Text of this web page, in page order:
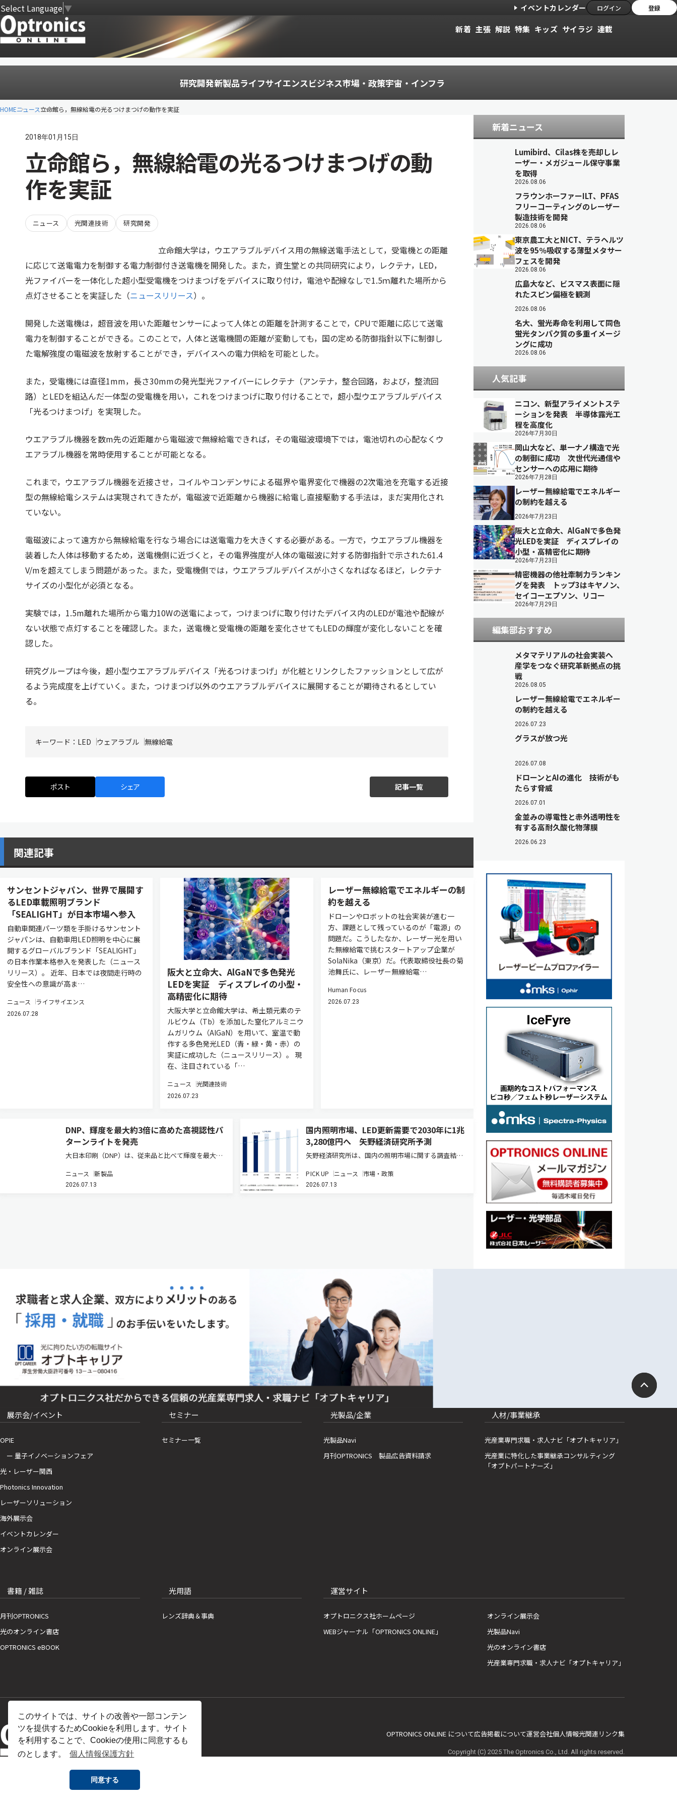
このサイトでは、サイトの改善や一部コンテン
ツを提供するためCookieを利用します。サイト
を利用することで、Cookieの使用に同意するも
のとします。
個人情報保護方針
同意する
Select Language▼ イベントカレンダー ログイン 登録
新着 主張 解説 特集 キッズ サイラジ 連載
研究開発新製品ライフサイエンスビジネス市場・政策宇宙・インフラ
HOMEニュース立命館ら，無線給電の光るつけまつげの動作を実証
2018年01月15日
立命館ら，無線給電の光るつけまつげの動
作を実証
ニュース 光関連技術 研究開発
立命館大学は，ウエアラブルデバイス用の無線送電手法として，受電機との距離
に応じて送電電力を制御する電力制御付き送電機を開発した。また，資生堂との共同研究により，レクテナ，LED，
光ファイバーを一体化した超小型受電機をつけまつげをデバイスに取り付け，電池や配線なしで1.5ｍ離れた場所から
点灯させることを実証した（ニュースリリース）。
開発した送電機は，超音波を用いた距離センサーによって人体との距離を計測することで，CPUで距離に応じて送電
電力を制御することができる。このことで，人体と送電機間の距離が変動しても，国の定める防御指針以下に制御し
た電解強度の電磁波を放射することができ，デバイスへの電力供給を可能とした。
また，受電機には直径1mm，長さ30mmの発光型光ファイバーにレクテナ（アンテナ，整合回路，および，整流回
路）とLEDを組込んだ一体型の受電機を用い，これをつけまつげに取り付けることで，超小型ウエアラブルデバイス
「光るつけまつげ」を実現した。
ウエアラブル機器を数m先の近距離から電磁波で無線給電できれば，その電磁波環境下では，電池切れの心配なくウ
エアラブル機器を常時使用することが可能となる。
これまで，ウエアラブル機器を近接させ，コイルやコンデンサによる磁界や電界変化で機器の2次電池を充電する近接
型の無線給電システムは実現されてきたが，電磁波で近距離から機器に給電し直接駆動する手法は，まだ実用化され
ていない。
電磁波によって遠方から無線給電を行なう場合には送電電力を大きくする必要がある。一方で，ウエアラブル機器を
装着した人体は移動するため，送電機側に近づくと，その電界強度が人体の電磁波に対する防御指針で示された61.4
V/mを超えてしまう問題があった。また，受電機側では，ウエアラブルデバイスが小さくなればなるほど，レクテナ
サイズの小型化が必須となる。
実験では，1.5m離れた場所から電力10Wの送電によって，つけまつげに取り付けたデバイス内のLEDが電池や配線が
ない状態で点灯することを確認した。また，送電機と受電機の距離を変化させてもLEDの輝度が変化しないことを確
認した。
研究グループは今後，超小型ウエアラブルデバイス「光るつけまつげ」が化粧とリンクしたファッションとして広が
るよう完成度を上げていく。また，つけまつげ以外のウエアラブルデバイスに展開することが期待されるとしてい
る。
キーワード： LED ウェアラブル 無線給電
ポスト シェア 記事一覧
関連記事
サンセントジャパン、世界で展開す
るLED車載照明ブランド
「SEALIGHT」が日本市場へ参入
自動車関連パーツ類を手掛けるサンセント
ジャパンは、自動車用LED照明を中心に展
開するグローバルブランド「SEALIGHT」
の日本作業本格参入を発表した（ニュース
リリース）。 近年、日本では夜間走行時の
安全性への意識が高ま…
ニュース ライフサイエンス
2026.07.28
阪大と立命大、AlGaNで多色発光
LEDを実証 ディスプレイの小型・
高精密化に期待
大阪大学と立命館大学は、希土類元素のテ
ルビウム（Tb）を添加した窒化アルミニウ
ムガリウム（AlGaN）を用いて、室温で動
作する多色発光LED（青・緑・黄・赤）の
実証に成功した（ニュースリリース）。 現
在、注目されている「…
ニュース 光関連技術
2026.07.23
レーザー無線給電でエネルギーの制
約を越える
ドローンやロボットの社会実装が進む一
方、課題として残っているのが「電源」の
問題だ。こうしたなか、レーザー光を用い
た無線給電で挑むスタートアップ企業が
SolaNika（東京）だ。代表取締役社長の菊
池舞氏に、レーザー無線給電…
Human Focus
2026.07.23
DNP、輝度を最大約3倍に高めた高視認性パ
ターンライトを発売
大日本印刷（DNP）は、従来品と比べて輝度を最大約
イト 固定設置タイプ」を開発し、2026年7月から試験
販売を開始する（ニュースリリース）。明るい屋内施
ニュース 新製品
2026.07.13
国内照明市場、LED更新需要で2030年に1兆
3,280億円へ 矢野経済研究所予測
矢野経済研究所は、国内の照明市場に関する調査結果
総市場規模は、前年比3.8％増の1兆910億2,500万円と
推計している。既設の蛍光灯などからLED照明への更
PICK UP ニュース 市場・政策
2026.07.13
新着ニュース
Lumibird、Cilas株を売却しレ
ーザー・メガジュール保守事業
を取得
2026.08.06
フラウンホーファーILT、PFAS
フリーコーティングのレーザー
製造技術を開発
2026.08.06
東京農工大とNICT、テラヘルツ
波を95％吸収する薄型メタサー
フェスを開発
2026.08.06
広島大など、ビスマス表面に隠
れたスピン偏極を観測
2026.08.06
名大、蛍光寿命を利用して同色
蛍光タンパク質の多重イメージ
ングに成功
2026.08.06
人気記事
ニコン、新型アライメントステ
ーションを発表 半導体露光工
程を高度化
2026年7月30日
岡山大など、単一ナノ構造で光
の制御に成功 次世代光通信や
センサーへの応用に期待
2026年7月28日
レーザー無線給電でエネルギー
の制約を越える
2026年7月23日
阪大と立命大、AlGaNで多色発
光LEDを実証 ディスプレイの
小型・高精密化に期待
2026年7月23日
精密機器の他社牽制力ランキン
グを発表 トップ3はキヤノン、
セイコーエプソン、リコー
2026年7月29日
編集部おすすめ
メタマテリアルの社会実装へ
産学をつなぐ研究革新拠点の挑
戦
2026.08.05
レーザー無線給電でエネルギー
の制約を越える
2026.07.23
グラスが放つ光
2026.07.08
ドローンとAIの進化 技術がも
たらす脅威
2026.07.01
金並みの導電性と赤外透明性を
有する高耐久酸化物薄膜
2026.06.23
展示会/イベント
OPIE
ー 量子イノベーションフェア
光・レーザー関西
Photonics Innovation
レーザーソリューション
海外展示会
イベントカレンダー
オンライン展示会
セミナー
セミナー一覧
光製品/企業
光製品Navi
月刊OPTRONICS 製品広告資料請求
人材/事業継承
光産業専門求職・求人ナビ「オプトキャリア」
光産業に特化した事業継承コンサルティング
「オプトパートナーズ」
書籍 / 雑誌
月刊OPTRONICS
光のオンライン書店
OPTRONICS eBOOK
光用語
レンズ辞典＆事典
運営サイト
オプトロニクス社ホームページ
WEBジャーナル「OPTRONICS ONLINE」
オンライン展示会
光製品Navi
光のオンライン書店
光産業専門求職・求人ナビ「オプトキャリア」
OPTRONICS ONLINE について広告掲載について運営会社個人情報光関連リンク集
Copyright (C) 2025 The Optronics Co., Ltd. All rights reserved.